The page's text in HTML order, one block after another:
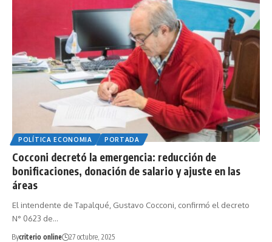
POLÍTICA ECONOMIA PORTADA
Cocconi decretó la emergencia: reducción de
bonificaciones, donación de salario y ajuste en las
áreas
El intendente de Tapalqué, Gustavo Cocconi, confirmó el decreto
N° 0623 de…
Bycriterio online 27 octubre, 2025